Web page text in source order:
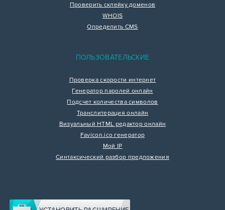
Проверить склейку доменов
WHOIS
Определить CMS
ПОЛЬЗОВАТЕЛЬСКИЕ
Проверка скорости интернет
Генератор паролей онлайн
Подсчет количества символов
Транслитерация онлайн
Визуальный HTML редактор онлайн
Favicon.ico генератор
Мой IP
Синтаксический разбор предложения